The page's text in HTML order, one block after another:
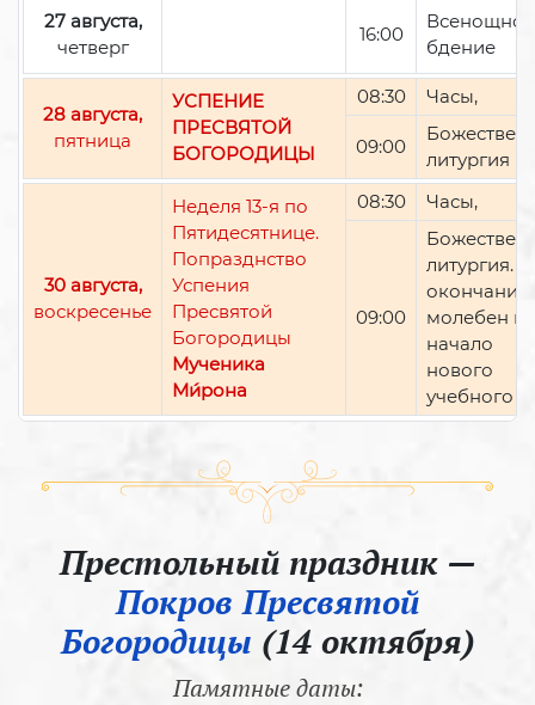
27 августа,
четверг
16:00
Всенощное
бдение
28 августа,
пятница
УСПЕНИЕ
ПРЕСВЯТОЙ
БОГОРОДИЦЫ
08:30 Часы,
09:00
литургия
30 августа,
воскресенье
Неделя 13-я по
Пятидесятнице.
Попразднство
Успения
Пресвятой
Богородицы
Мученика
Ми́рона
08:30 Часы,
09:00
литургия.
окончании
молебен
начало
нового
учебного
Престольный праздник —
Покров Пресвятой
Богородицы (14 октября)
Памятные даты: